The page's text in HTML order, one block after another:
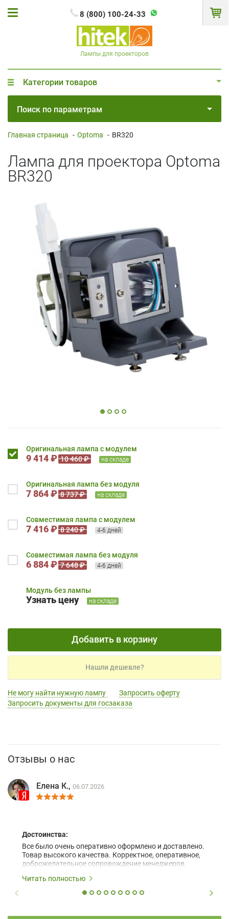
8 (800) 100-24-33
Лампы для проекторов
Категории товаров
Поиск по параметрам
Главная страница - Optoma - BR320
Лампа для проектора Optoma
BR320
Оригинальная лампа с модулем
9 414 ₽ 10 460 ₽ на складе
Оригинальная лампа без модуля
7 864 ₽ 8 737 ₽ на складе
Совместимая лампа с модулем
7 416 ₽ 8 240 ₽ 4-6 дней
Совместимая лампа без модуля
6 884 ₽ 7 648 ₽ 4-6 дней
Модуль без лампы
Узнать цену на складе
Добавить в корзину
Нашли дешевле?
Не могу найти нужную лампу
Запросить оферту
Запросить документы для госзаказа
Отзывы о нас
Елена К., 06.07.2026
Достоинства:
Все было очень оперативно оформлено и доставлено.
Товар высокого качества. Корректное, оперативное,
доброжелательное сопровождение менеджеров.
Читать полностью